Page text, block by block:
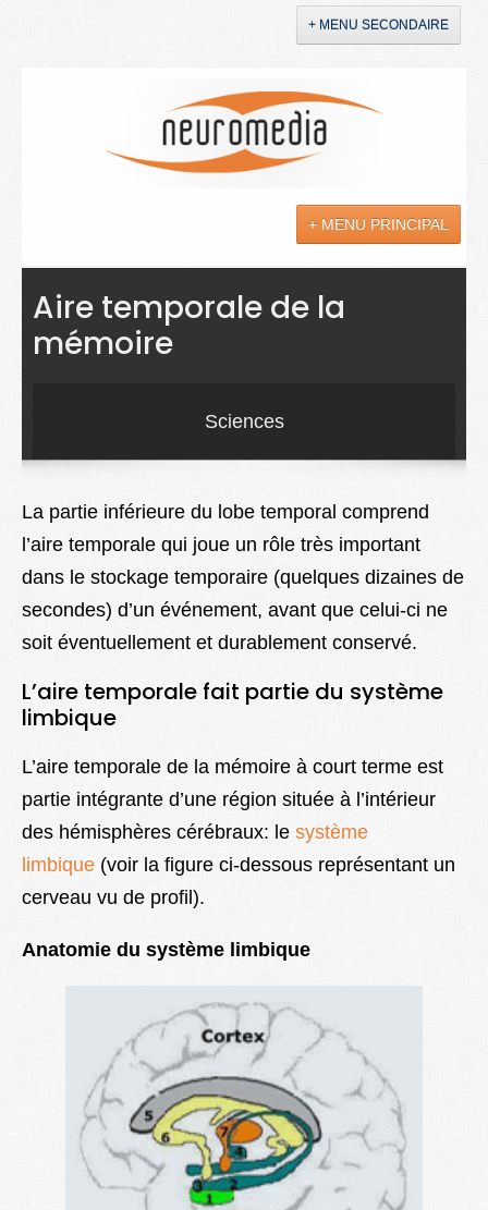
+ MENU SECONDAIRE
+ MENU PRINCIPAL
Actualités
Sciences
Droit
Lexique
Better Health
Aire temporale de la
mémoire
Sciences
La partie inférieure du lobe temporal comprend
l’aire temporale qui joue un rôle très important
dans le stockage temporaire (quelques dizaines de
secondes) d’un événement, avant que celui-ci ne
soit éventuellement et durablement conservé.
L’aire temporale fait partie du système
limbique
L’aire temporale de la mémoire à court terme est
partie intégrante d’une région située à l’intérieur
des hémisphères cérébraux: le système
limbique (voir la figure ci-dessous représentant un
cerveau vu de profil).
Anatomie du système limbique